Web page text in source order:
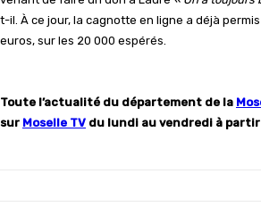
t-il. À ce jour, la cagnotte en ligne a déjà
euros, sur les 20 000 espérés.
Toute l’actualité du département de la
sur Moselle TV du lundi au vendredi à partir